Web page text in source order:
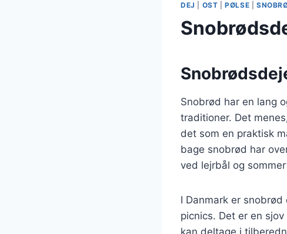
DEJ OST |PØLSE
Snobrød har en lang
traditioner. Det
det som en praktisk
bage snobrød har
ved lejrbål og
I Danmark er
picnics. Det er en
kan deltage i